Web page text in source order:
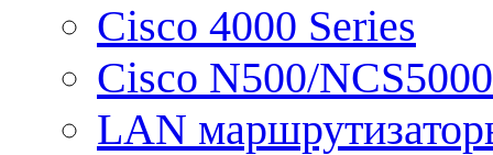
Cisco 4000 Series
Cisco N500/
LAN